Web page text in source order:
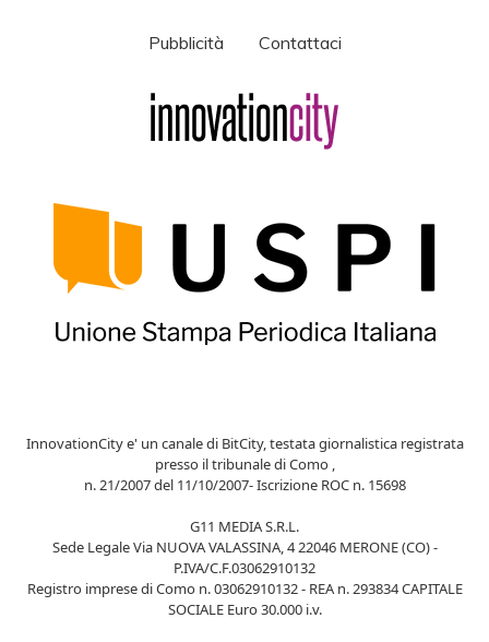
Pubblicità Contattaci
InnovationCity e' un canale di BitCity, testata giornalistica registrata
presso il tribunale di Como ,
n. 21/2007 del 11/10/2007- Iscrizione ROC n. 15698
G11 MEDIA S.R.L.
Sede Legale Via NUOVA VALASSINA, 4 22046 MERONE (CO) -
P.IVA/C.F.03062910132
Registro imprese di Como n. 03062910132 - REA n. 293834 CAPITALE
SOCIALE Euro 30.000 i.v.